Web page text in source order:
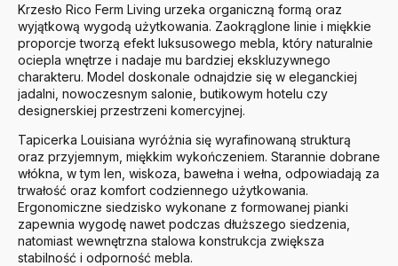
Krzesło Rico Ferm Living urzeka organiczną formą oraz
wyjątkową wygodą użytkowania. Zaokrąglone linie i miękkie
proporcje tworzą efekt luksusowego mebla, który naturalnie
ociepla wnętrze i nadaje mu bardziej ekskluzywnego
charakteru. Model doskonale odnajdzie się w eleganckiej
jadalni, nowoczesnym salonie, butikowym hotelu czy
designerskiej przestrzeni komercyjnej.
Tapicerka Louisiana wyróżnia się wyrafinowaną strukturą
oraz przyjemnym, miękkim wykończeniem. Starannie dobrane
włókna, w tym len, wiskoza, bawełna i wełna, odpowiadają za
trwałość oraz komfort codziennego użytkowania.
Ergonomiczne siedzisko wykonane z formowanej pianki
zapewnia wygodę nawet podczas dłuższego siedzenia,
natomiast wewnętrzna stalowa konstrukcja zwiększa
stabilność i odporność mebla.